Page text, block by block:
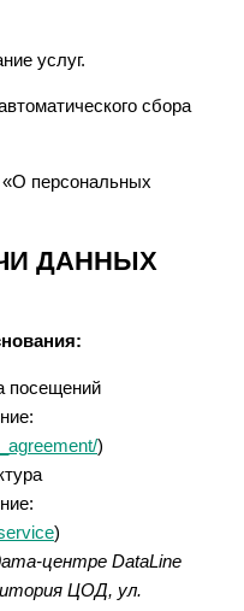
услуг.
сбора
персональных
ДАННЫХ
посещений
)
)
центре DataLine
ЦОД, ул.